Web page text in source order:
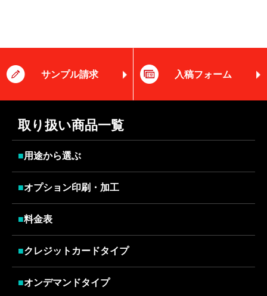
サンプル請求 入稿フォーム
取り扱い商品一覧
■用途から選ぶ
■オプション印刷・加工
■料金表
■クレジットカードタイプ
■オンデマンドタイプ